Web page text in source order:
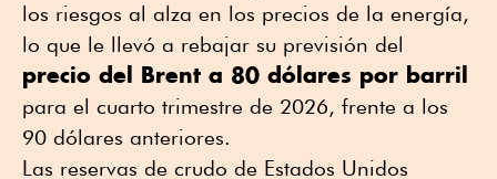
los riesgos al alza en los precios de la energía,
lo que le llevó a rebajar su previsión del
precio del Brent a 80 dólares por barril
para el cuarto trimestre de 2026, frente a los
90 dólares anteriores.
Las reservas de crudo de Estados Unidos